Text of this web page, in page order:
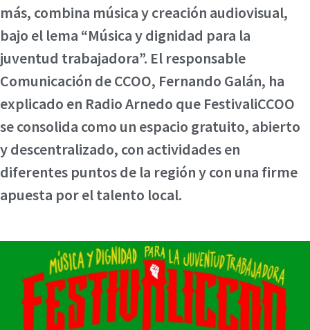
más, combina música y creación audiovisual,
bajo el lema “Música y dignidad para la
juventud trabajadora”. El responsable
Comunicación de CCOO, Fernando Galán, ha
explicado en Radio Arnedo que FestivaliCCOO
se consolida como un espacio gratuito, abierto
y descentralizado, con actividades en
diferentes puntos de la región y con una firme
apuesta por el talento local.